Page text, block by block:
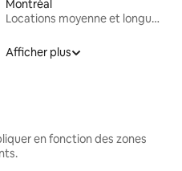
Montréal
Locations moyenne et longue durée
Afficher plus
en fonction des zones